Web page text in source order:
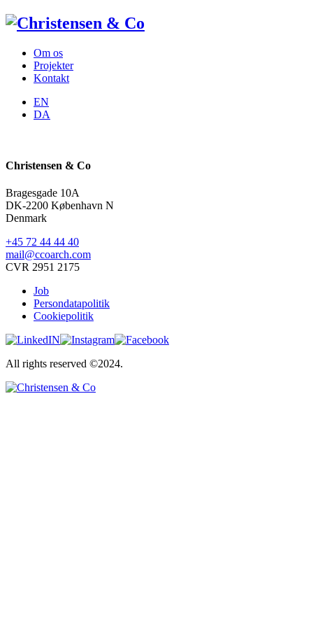
Om os
Projekter
Kontakt
EN
DA
Christensen & Co
Bragesgade 10A
DK-2200 København N
Denmark
+45 72 44 44 40
mail@ccoarch.com
CVR 2951 2175
Job
Persondatapolitik
Cookiepolitik
All rights reserved ©2024.